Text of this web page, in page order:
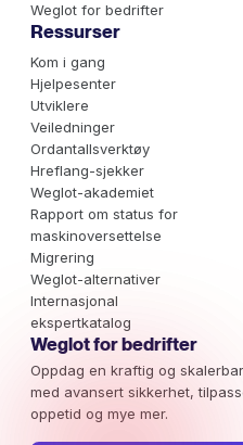
Weglot for bedrifter
Ressurser
Kom i gang
Hjelpesenter
Utviklere
Veiledninger
Ordantallsverktøy
Hreflang-sjekker
Weglot-akademiet
Rapport om status for
maskinoversettelse
Migrering
Weglot-alternativer
Internasjonal
ekspertkatalog
Weglot for bedrifter
Oppdag en kraftig og
med avansert sikkerhet,
oppetid og mye mer.